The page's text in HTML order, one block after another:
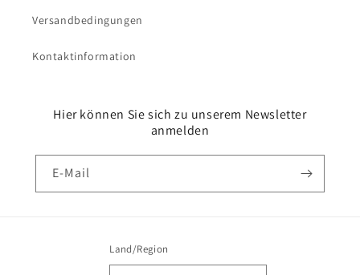
Versandbedingungen
Kontaktinformation
Hier können Sie sich zu unserem Newsletter
anmelden
E-Mail
Land/Region